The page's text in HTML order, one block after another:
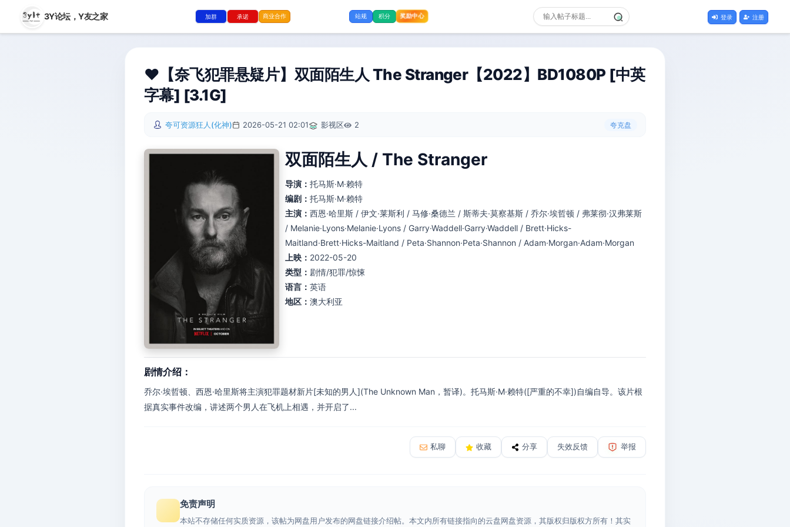
3Y论坛，Y友之家 加群 承诺 商业合作 站规 积分 奖励中心 登录 注册
❤️【奈飞犯罪悬疑片】双面陌生人 The Stranger【2022】BD1080P [中英
字幕] [3.1G]
夸可资源狂人(化神) 2026-05-21 02:01 影视区 2 夸克盘
双面陌生人 / The Stranger
导演： 托马斯·M·赖特
编剧： 托马斯·M·赖特
主演： 西恩·哈里斯 / 伊文·莱斯利 / 马修·桑德兰 / 斯蒂夫·莫察基斯 / 乔尔·埃哲顿 / 弗莱彻·汉弗莱斯
/ Melanie·Lyons·Melanie·Lyons / Garry·Waddell·Garry·Waddell / Brett·Hicks-
Maitland·Brett·Hicks-Maitland / Peta·Shannon·Peta·Shannon / Adam·Morgan·Adam·Morgan
上映： 2022-05-20
类型： 剧情/犯罪/惊悚
语言： 英语
地区： 澳大利亚
剧情介绍：
乔尔·埃哲顿、西恩·哈里斯将主演犯罪题材新片[未知的男人](The Unknown Man，暂译)。托马斯·M·赖特([严重的不幸])自编自导。该片根
据真实事件改编，讲述两个男人在飞机上相遇，并开启了...
私聊 收藏 分享 失效反馈 举报
免责声明
本站不存储任何实质资源，该帖为网盘用户发布的网盘链接介绍帖。本文内所有链接指向的云盘网盘资源，其版权归版权方所有！其实